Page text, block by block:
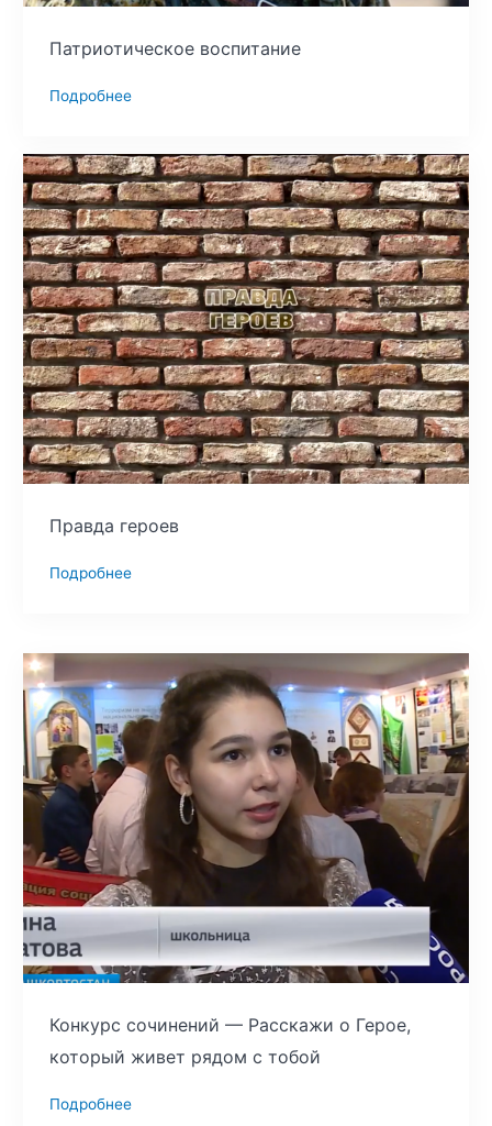
Патриотическое воспитание
Подробнее
Правда героев
Подробнее
Конкурс сочинений — Расскажи о Герое,
который живет рядом с тобой
Подробнее